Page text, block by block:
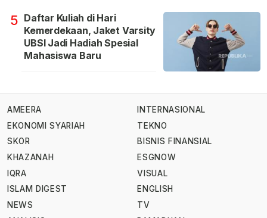
5 Daftar Kuliah di Hari
Kemerdekaan, Jaket Varsity
UBSI Jadi Hadiah Spesial
Mahasiswa Baru
AMEERA
EKONOMI SYARIAH
SKOR
KHAZANAH
IQRA
ISLAM DIGEST
NEWS
INTERNASIONAL
TEKNO
BISNIS FINANSIAL
ESGNOW
VISUAL
ENGLISH
TV